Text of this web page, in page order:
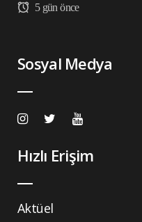
5 gün önce
Sosyal Medya
Hızlı Erişim
Aktüel